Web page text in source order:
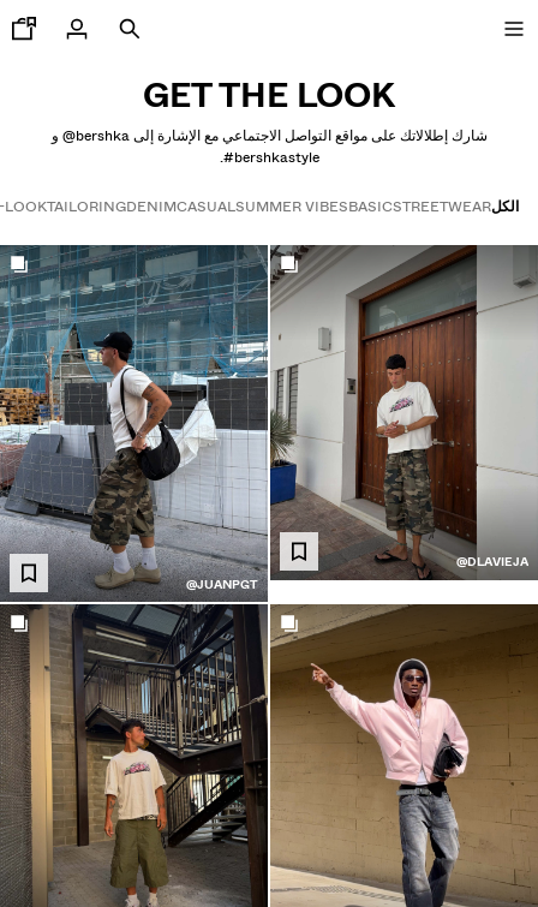
GET THE LOOK
شارك إطلالاتك على مواقع التواصل الاجتماعي مع الإشارة إلى ‎@bershka‎ و
‎#bershkastyle‎.
الكلSTREETWEAR
BASIC
SUMMER VIBES
CASUAL
DENIM
TAILORING
LOOK
Get the look
@DLAVIEJA
@JUANPGT
COMBO WINS %
و قمصان بولو
جينز
شيرتات
وكارديغان
متناسقة
موصى بها
الأكثر مبيعًا
من نوعها
BERSHKA
NEWSLETTER المساعدة